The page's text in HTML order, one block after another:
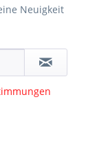
Neuigkeit